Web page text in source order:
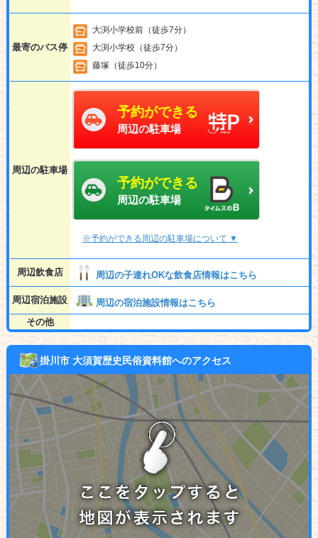
最寄のバス停
大渕小学校前（徒歩7分）
大渕小学校（徒歩7分）
藤塚（徒歩10分）
周辺の駐車場
予約ができる
周辺の駐車場
予約ができる
周辺の駐車場
※予約ができる周辺の駐車場について ▼
周辺飲食店 周辺の子連れOKな飲食店情報はこちら
周辺宿泊施設
周辺の宿泊施設情報はこちら
その他
掛川市 大須賀歴史民俗資料館へのアクセス